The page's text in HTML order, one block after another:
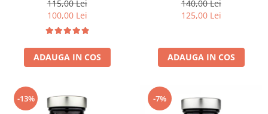
115,00 Lei
100,00 Lei
ADAUGA IN COS
140,00 Lei
125,00 Lei
ADAUGA IN COS
-13% -7%